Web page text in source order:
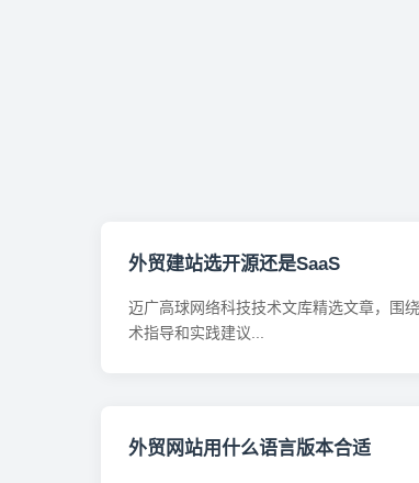
外贸建站选开源还是SaaS
迈广高球网络科技技术文库精选文章，围
术指导和实践建议...
外贸网站用什么语言版本合适